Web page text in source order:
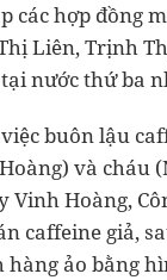
các hợp đồng
Liên, Trịnh
nước thứ ba
buôn lậu
và cháu
Vinh Hoàng,
caffeine giả,
hàng ảo bằng